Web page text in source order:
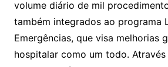
volume diário de mil
também integrados ao programa
Emergências, que visa melhorias
hospitalar como um todo.